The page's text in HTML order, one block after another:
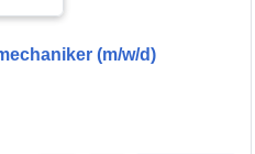
(m/w/d)